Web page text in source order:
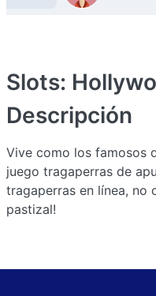
Slots:
Descripción
Vive como los famosos
juego tragaperras de
tragaperras en línea, no
pastizal!